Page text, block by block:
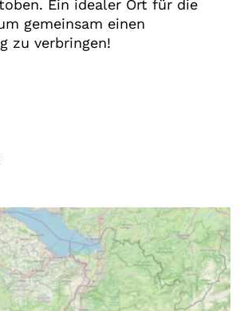
Ein idealer Ort für die
gemeinsam einen
zu verbringen!